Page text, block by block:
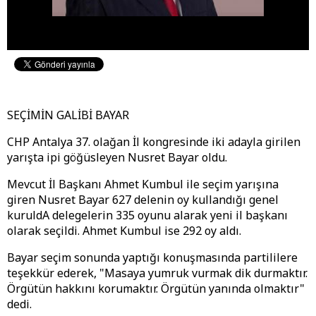
SEÇİMİN GALİBİ BAYAR
CHP Antalya 37. olağan İl kongresinde iki adayla girilen
yarışta ipi göğüsleyen Nusret Bayar oldu.
Mevcut İl Başkanı Ahmet Kumbul ile seçim yarışına
giren Nusret Bayar 627 delenin oy kullandığı genel
kuruldA delegelerin 335 oyunu alarak yeni il başkanı
olarak seçildi. Ahmet Kumbul ise 292 oy aldı.
Bayar seçim sonunda yaptığı konuşmasında partililere
teşekkür ederek, "Masaya yumruk vurmak dik durmaktır.
Örgütün hakkını korumaktır. Örgütün yanında olmaktır"
dedi.